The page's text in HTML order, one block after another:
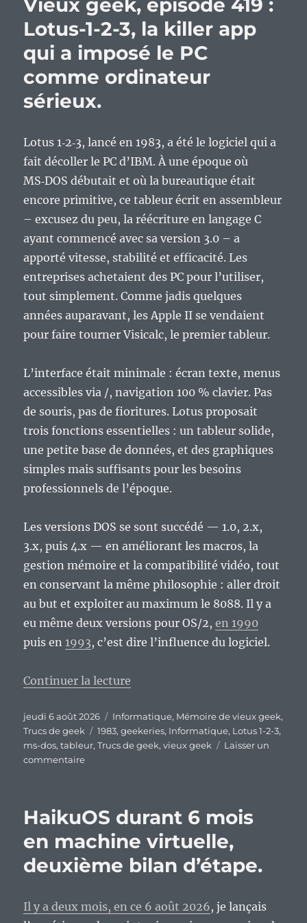
fin
Vieux geek, épisode 419 :
Lotus-1-2-3, la killer app
qui a imposé le PC
comme ordinateur
sérieux.
Lotus 1‑2‑3, lancé en 1983, a été le logiciel qui a
fait décoller le PC d’IBM. À une époque où
MS‑DOS débutait et où la bureautique était
encore primitive, ce tableur écrit en assembleur
– excusez du peu, la réécriture en langage C
ayant commencé avec sa version 3.0 – a
apporté vitesse, stabilité et efficacité. Les
entreprises achetaient des PC pour l’utiliser,
tout simplement. Comme jadis quelques
années auparavant, les Apple II se vendaient
pour faire tourner Visicalc, le premier tableur.
L’interface était minimale : écran texte, menus
accessibles via /, navigation 100 % clavier. Pas
de souris, pas de fioritures. Lotus proposait
trois fonctions essentielles : un tableur solide,
une petite base de données, et des graphiques
simples mais suffisants pour les besoins
professionnels de l’époque.
Les versions DOS se sont succédé — 1.0, 2.x,
3.x, puis 4.x — en améliorant les macros, la
gestion mémoire et la compatibilité vidéo, tout
en conservant la même philosophie : aller droit
au but et exploiter au maximum le 8088. Il y a
eu même deux versions pour OS/2,en 1990
puis en1993, c’est dire l’influence du logiciel.
Continuer la lecture
Publié
le
jeudi 6 août 2026 Catégories
Informatique, Mémoire de vieux geek,
Trucs de geek
Étiquettes
1983,geekeries, Informatique, Lotus 1-2-3,
ms-dos,tableur,Trucs de geek,vieux geek
Laisser un
commentairesur
419
Lotus-
1-
2-
la
killer
HaikuOS durant 6 mois
en machine virtuelle,
deuxième bilan d’étape.
Il y a deux mois, en ce 6 août 2026, je lançais